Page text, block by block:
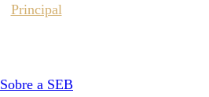
Principal
Sobre a SEB